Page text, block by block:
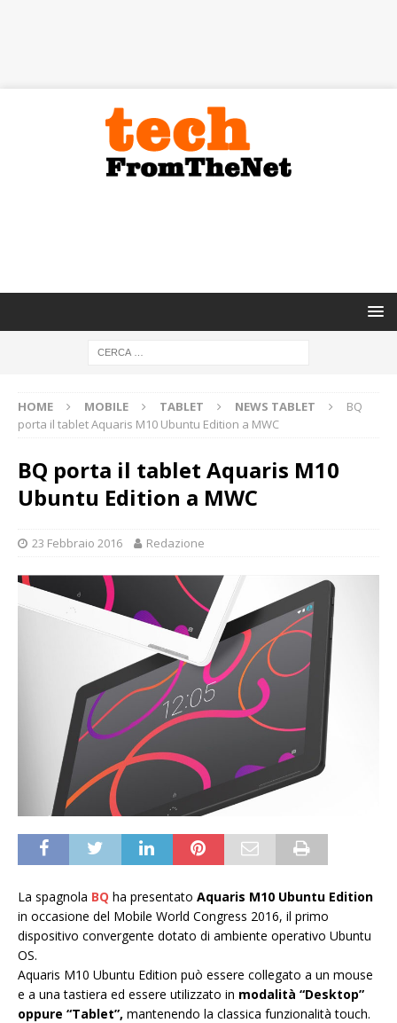
HOME MOBILE TABLET NEWS TABLET
BQ
porta il tablet Aquaris M10 Ubuntu Edition a MWC
BQ porta il tablet Aquaris M10
Ubuntu Edition a MWC
23 Febbraio 2016 Redazione
La spagnola BQ ha presentato Aquaris M10 Ubuntu Edition
in occasione del Mobile World Congress 2016, il primo
dispositivo convergente dotato di ambiente operativo Ubuntu
OS.
Aquaris M10 Ubuntu Edition può essere collegato a un mouse
e a una tastiera ed essere utilizzato in modalità “Desktop”
oppure “Tablet”, mantenendo la classica funzionalità touch.